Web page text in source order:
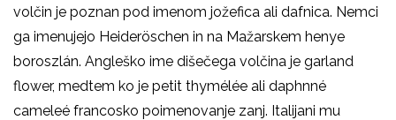
volčin je poznan pod imenom jožefica ali dafnica. Nemci
ga imenujejo Heideröschen in na Mažarskem henye
boroszlán. Angleško ime dišečega volčina je garland
flower, medtem ko je petit thymélée ali daphnné
cameleé francosko poimenovanje zanj. Italijani mu